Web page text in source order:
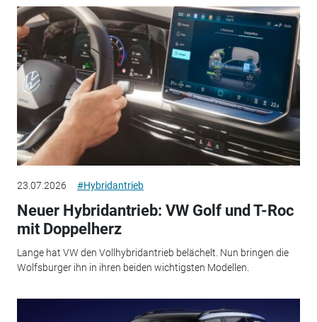
23.07.2026 #Hybridantrieb
Neuer Hybridantrieb: VW Golf und T-Roc
mit Doppelherz
Lange hat VW den Vollhybridantrieb belächelt. Nun bringen die
Wolfsburger ihn in ihren beiden wichtigsten Modellen.